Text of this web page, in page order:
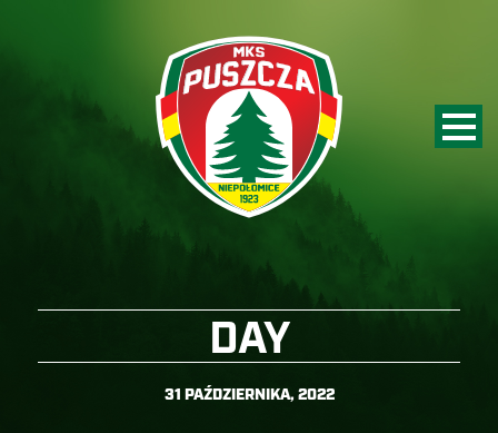
DAY
31 PAŹDZIERNIKA, 2022